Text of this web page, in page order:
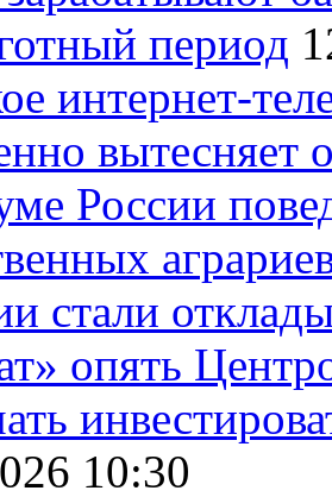
период
интернет-
вытесняет
России
стали
опять
10:30